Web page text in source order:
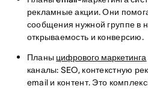
рекламные акции. Они
сообщения нужной группе в
открываемость и конверсию.
Планы цифрового маркетинга
каналы: SEO, контекстную
email и контент. Это